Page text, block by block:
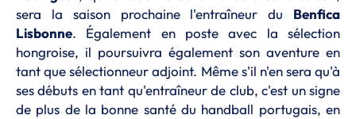
sera la saison prochaine l'entraîneur du Benfica
Lisbonne. Également en poste avec la sélection
hongroise, il poursuivra également son aventure en
tant que sélectionneur adjoint. Même s'il n'en sera qu'à
ses débuts en tant qu'entraîneur de club, c'est un signe
de plus de la bonne santé du handball portugais, en